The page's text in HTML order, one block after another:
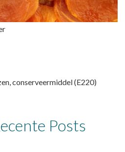
conserveermiddel (E220)
Posts